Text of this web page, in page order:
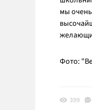
мы
Фото:
399